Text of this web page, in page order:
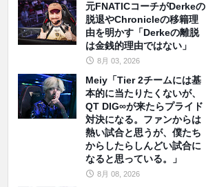
元FNATICコーチがDerkeの
脱退やChronicleの移籍理
由を明かす「Derkeの離脱
は金銭的理由ではない」
8月 03, 2026
Meiy「Tier 2チームには基
本的に当たりたくないが、
QT DIG∞が来たらプライド
対決になる。ファンからは
熱い試合と思うが、僕たち
からしたらしんどい試合に
なると思っている。」
8月 08, 2026